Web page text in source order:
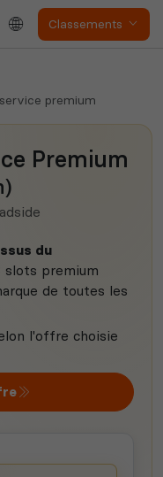
Classements
premium
Premium
du
slots premium
de toutes les
l'offre choisie